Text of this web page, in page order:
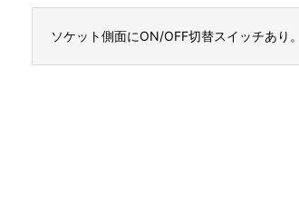
ソケット側面にON/OFF切替スイッチあり